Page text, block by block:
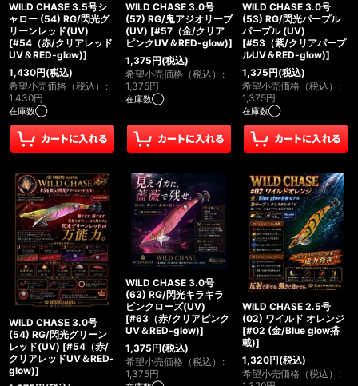
WILD CHASE 3.5号シ
ャロー (54) RG/閃光グ
リーンレッド(UV)
[#54（赤/クリアレッド
UV＆RED-glow)]
1,430円(税込)
希望小売価格（税込） :
1,430円
在庫数◯
WILD CHASE 3.0号
(57) RG/鬼アジオリーブ
(UV) [#57（金/クリア
ピンクUV＆RED-glow)]
1,375円(税込)
希望小売価格（税込） :
1,375円
在庫数◯
WILD CHASE 3.0号
(53) RG/閃光パープル
パープル (UV)
[#53（紫/クリアパープ
ルUV＆RED-glow)]
1,375円(税込)
希望小売価格（税込） :
1,375円
在庫数◯
WILD CHASE 3.0号
(54) RG/閃光グリーン
レッド(UV) [#54（赤/
クリアレッドUV＆RED-
glow)]
WILD CHASE 3.0号
(63) RG/閃光キラキラ
ピンクローズ(UV)
[#63（赤/クリアピンク
UV＆RED-glow)]
1,375円(税込)
希望小売価格（税込） :
1,375円
WILD CHASE 2.5号
(02) ワイルド オレンジ
[#02 (金/Blue glow搭
載)]
1,320円(税込)
希望小売価格（税込） :